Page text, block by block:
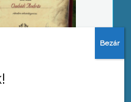
kitüntetésekre